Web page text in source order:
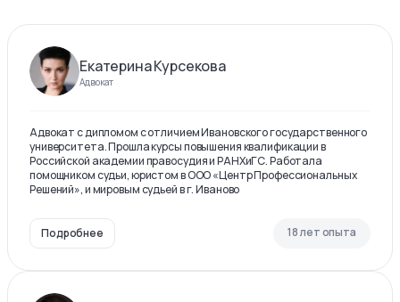
Екатерина Курсекова
Адвокат
Адвокат с дипломом с отличием Ивановского государственного
университета. Прошла курсы повышения квалификации в
Российской академии правосудия и РАНХиГС. Работала
помощником судьи, юристом в ООО «Центр Профессиональных
Решений», и мировым судьей в г. Иваново
Подробнее 18 лет опыта